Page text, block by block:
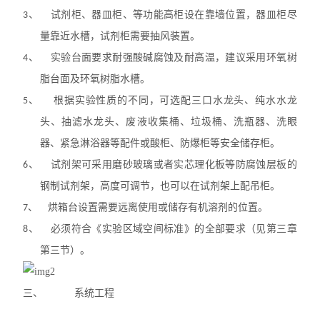
3、
试剂柜、器皿柜、等功能高柜设在靠墙位置，器皿柜尽
量靠近水槽，试剂柜需要抽风装置。
4、
实验台面要求耐强酸碱腐蚀及耐高温，建议采用环氧树
脂台面及环氧树脂水槽。
5、
根据实验性质的不同，可选配三口水龙头、纯水水龙
头、抽滤水龙头、废液收集桶、垃圾桶、洗瓶器、洗眼
器、紧急淋浴器等配件或酸柜、防爆柜等安全储存柜。
6、
试剂架可采用磨砂玻璃或者实芯理化板等防腐蚀层板的
钢制试剂架，高度可调节，也可以在试剂架上配吊柜。
7、
烘箱台设置需要远离使用或储存有机溶剂的位置。
8、
必须符合《实验区域空间标准》的全部要求（见第三章
第三节）。
三、 系统工程